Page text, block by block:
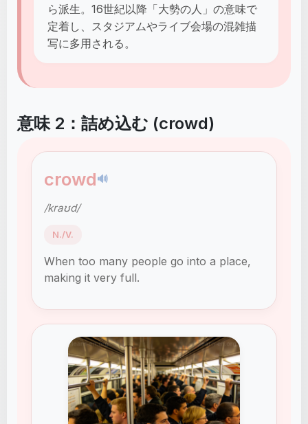
ら派生。16世紀以降「大勢の人」の意味で
定着し、スタジアムやライブ会場の混雑描
写に多用される。
意味 2：詰め込む (crowd)
crowd🔊
/kraʊd/
N./V.
When too many people go into a place,
making it very full.